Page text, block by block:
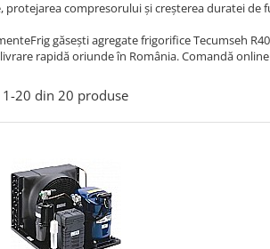
protejarea compresorului și creșterea duratei
găsești agregate frigorifice Tecumseh
rapidă oriunde în România. Comandă
1-20 din 20 produse